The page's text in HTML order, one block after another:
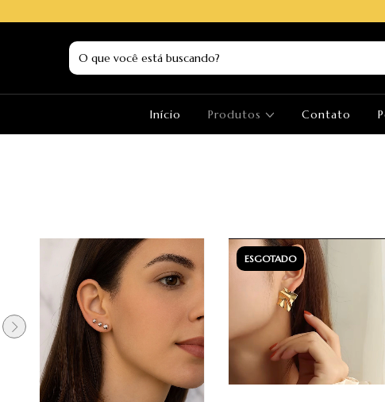
Início Produtos Contato
ESGOTADO